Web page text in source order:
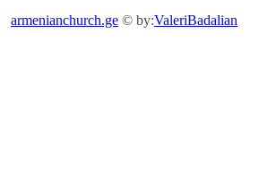
armenianchurch.ge © by:ValeriBadalian